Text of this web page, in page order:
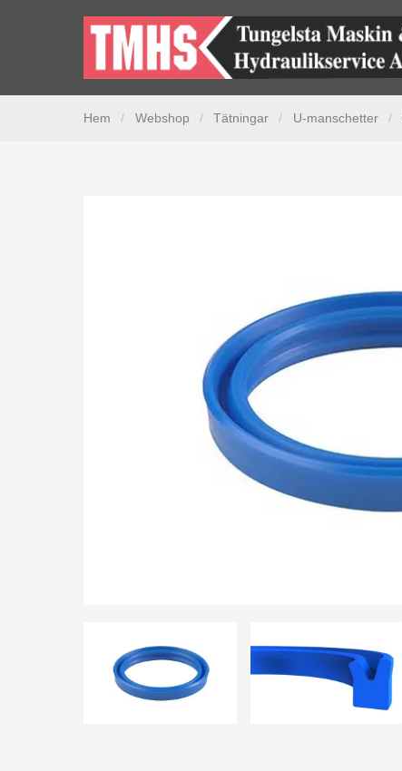
Hem / Webshop / Tätningar / U-manschetter /